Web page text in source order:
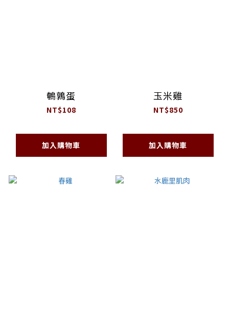
鵪鶉蛋
NT$108
加入購物車
玉米雞
NT$850
加入購物車